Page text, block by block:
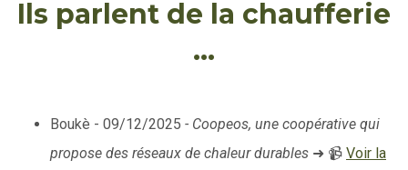
Ils parlent de la chaufferie
...
Boukè - 09/12/2025 - Coopeos, une coopérative qui
propose des réseaux de chaleur durables ➜ 📹 Voir la